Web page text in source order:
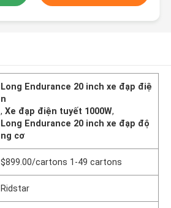
Long Endurance 20 inch xe đạp điệ
n
,Xe đạp điện tuyết 1000W,
Long Endurance 20 inch xe đạp độ
ng cơ
$899.00/cartons 1-49 cartons
Ridstar